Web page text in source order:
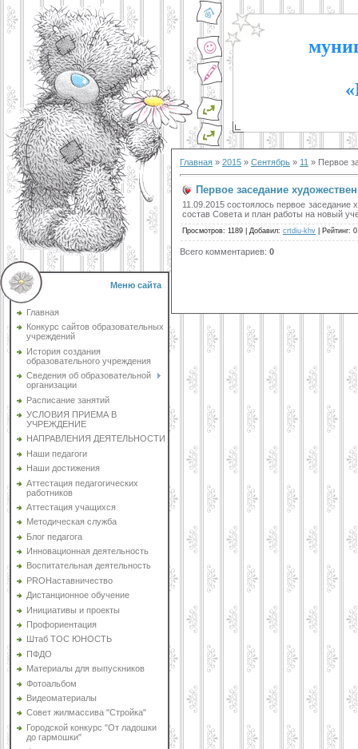
Меню сайта
Главная
Конкурс сайтов образовательных
учреждений
История создания
образовательного учреждения
Сведения об образовательной
организации
Расписание занятий
УСЛОВИЯ ПРИЕМА В
УЧРЕЖДЕНИЕ
НАПРАВЛЕНИЯ ДЕЯТЕЛЬНОСТИ
Наши педагоги
Наши достижения
Аттестация педагогических
работников
Аттестация учащихся
Методическая служба
Блог педагога
Инновационная деятельность
Воспитательная деятельность
PROНаставничество
Дистанционное обучение
Инициативы и проекты
Профориентация
Штаб ТОС ЮНОСТЬ
ПФДО
Материалы для выпускников
Фотоальбом
Видеоматериалы
Совет жилмассива "Стройка"
Городской конкурс "От ладошки
до гармошки"
Главная » 2015 » Сентябрь » 11 » Первое
Первое заседание
11.09.2015 состоялось первое
состав Совета и план работы на новый
Просмотров: 1189 Добавил: crtdiu-khv Рейтинг:
Всего комментариев: 0